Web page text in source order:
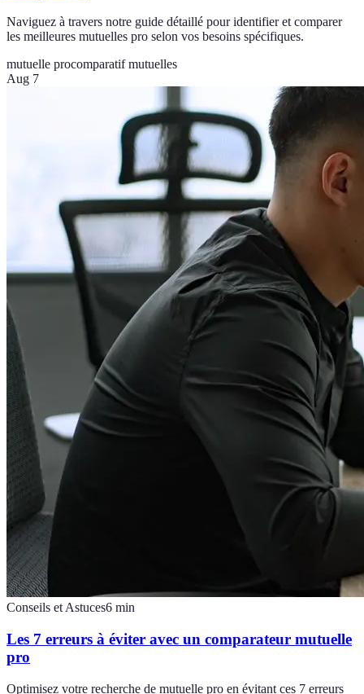
Naviguez à travers notre guide détaillé pour identifier et comparer
les meilleures mutuelles pro selon vos besoins spécifiques.
mutuelle procomparatif mutuelles
Aug 7
Conseils et Astuces6 min
Les 7 erreurs à éviter avec un comparateur mutuelle
pro
Optimisez votre recherche de mutuelle pro en évitant ces 7 erreurs